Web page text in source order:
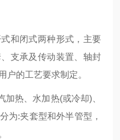
和闭式两种形式，主要
支承及传动装置、轴封
户的工艺要求制定。
加热、水加热(或冷却)、
为:夹套型和外半管型，
。